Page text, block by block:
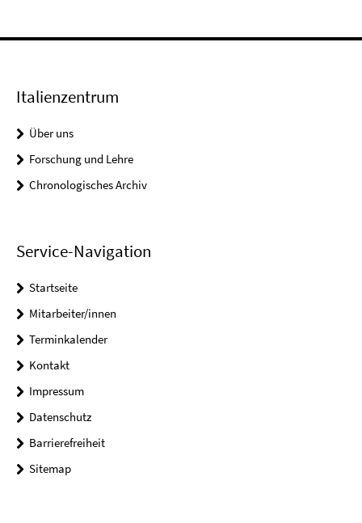
Italienzentrum
Über uns
Forschung und Lehre
Chronologisches Archiv
Service-Navigation
Startseite
Mitarbeiter/innen
Terminkalender
Kontakt
Impressum
Datenschutz
Barrierefreiheit
Sitemap